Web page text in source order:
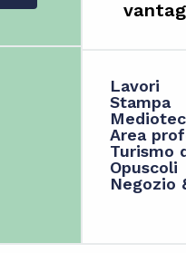
Lavori
Stampa
Area
Turismo
Opuscoli
Negozio